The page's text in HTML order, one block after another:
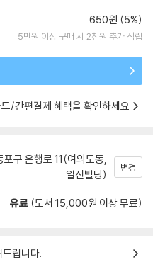
650원 (5%)
5만원 이상 구매 시 2천원 추가 적립
/간편결제 혜택을 확인하세요
포구 은행로 11(여의도동,
일신빌딩)
변경
유료 (도서 15,000원 이상 무료)
립니다.